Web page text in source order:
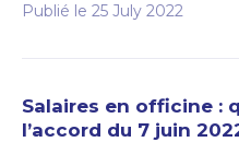
Publié le 25 July 2022
Salaires en officine :
l’accord du 7 juin